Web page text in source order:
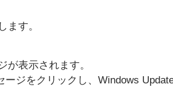
ます。
表示されます。
ジをクリックし、Windows